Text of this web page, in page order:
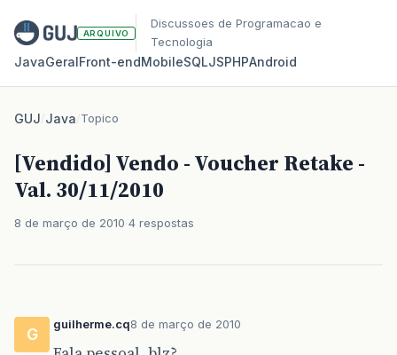
ARQUIVO
Discussoes de Programacao e
Tecnologia
JavaGeralFront‑endMobileSQLJSPHPAndroid
GUJ/Java/Topico
[Vendido] Vendo - Voucher Retake -
Val. 30/11/2010
8 de março de 2010 4 respostas
G
guilherme.cq8 de março de 2010